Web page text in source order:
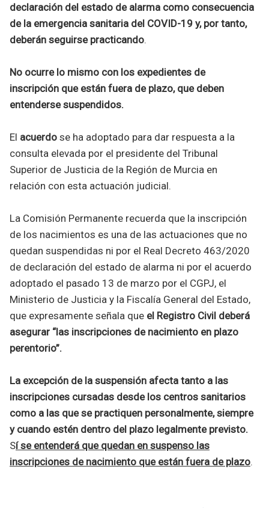
declaración del estado de alarma como consecuencia
de la emergencia sanitaria del COVID-19 y, por tanto,
deberán seguirse practicando.
No ocurre lo mismo con los expedientes de
inscripción que están fuera de plazo, que deben
entenderse suspendidos.
El acuerdo se ha adoptado para dar respuesta a la
consulta elevada por el presidente del Tribunal
Superior de Justicia de la Región de Murcia en
relación con esta actuación judicial.
La Comisión Permanente recuerda que la inscripción
de los nacimientos es una de las actuaciones que no
quedan suspendidas ni por el Real Decreto 463/2020
de declaración del estado de alarma ni por el acuerdo
adoptado el pasado 13 de marzo por el CGPJ, el
Ministerio de Justicia y la Fiscalía General del Estado,
que expresamente señala que el Registro Civil deberá
asegurar “las inscripciones de nacimiento en plazo
perentorio”.
La excepción de la suspensión afecta tanto a las
inscripciones cursadas desde los centros sanitarios
como a las que se practiquen personalmente, siempre
y cuando estén dentro del plazo legalmente previsto.
Sí se entenderá que quedan en suspenso las
inscripciones de nacimiento que están fuera de plazo.